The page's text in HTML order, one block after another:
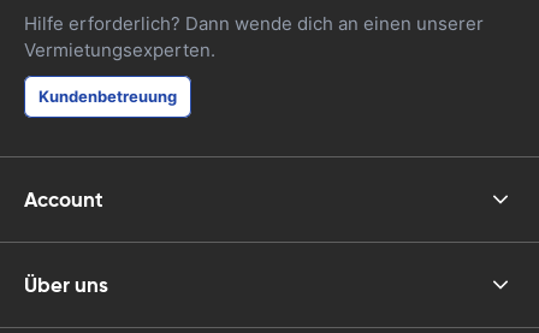
Hilfe erforderlich? Dann wende dich an einen unserer
Vermietungsexperten.
Kundenbetreuung
Account
Über uns